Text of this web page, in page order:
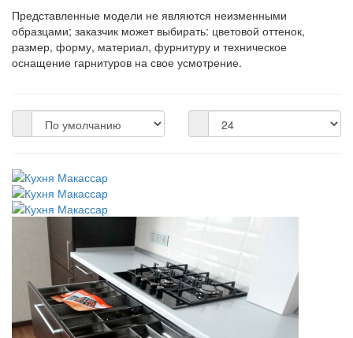
Представленные модели не являются неизменными
образцами; заказчик может выбирать: цветовой оттенок,
размер, форму, материал, фурнитуру и техническое
оснащение гарнитуров на свое усмотрение.